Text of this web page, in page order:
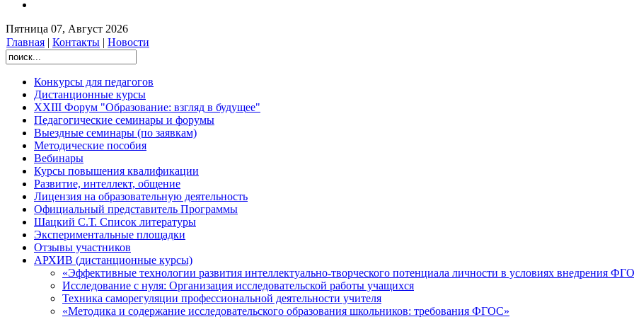
Пятница 07, Август 2026
Главная | Контакты | Новости
Конкурсы для педагогов
Дистанционные курсы
XXIII Форум "Образование: взгляд в будущее"
Педагогические семинары и форумы
Выездные семинары (по заявкам)
Методические пособия
Вебинары
Курсы повышения квалификации
Развитие, интеллект, общение
Лицензия на образовательную деятельность
Официальный представитель Программы
Шацкий С.Т. Список литературы
Экспериментальные площадки
Отзывы участников
АРХИВ (дистанционные курсы)
«Эффективные технологии развития интеллектуально-творческого потенциала личности в условиях внедрения
Исследование с нуля: Организация исследовательской работы учащихся
Техника саморегуляции профессиональной деятельности учителя
«Методика и содержание исследовательского образования школьников: требования ФГОС»